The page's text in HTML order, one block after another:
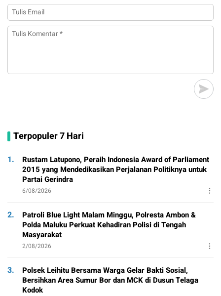
Terpopuler 7 Hari
1.
Rustam Latupono, Peraih Indonesia Award of Parliament
2015 yang Mendedikasikan Perjalanan Politiknya untuk
Partai Gerindra
6/08/2026
2.
Patroli Blue Light Malam Minggu, Polresta Ambon &
Polda Maluku Perkuat Kehadiran Polisi di Tengah
Masyarakat
2/08/2026
3.
Polsek Leihitu Bersama Warga Gelar Bakti Sosial,
Bersihkan Area Sumur Bor dan MCK di Dusun Telaga
Kodok